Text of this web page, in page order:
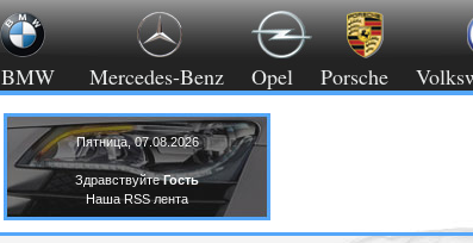
BMW Mercedes-Benz Opel Porsche
Пятница, 07.08.2026
ЗдравствуйтеГость
Наша RSS лента